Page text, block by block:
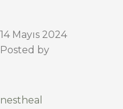
14 Mayıs 2024
Posted by
nestheal